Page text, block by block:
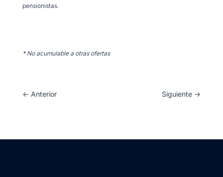
pensionistas.
* No acumulable a otras ofertas
← Anterior Siguiente →